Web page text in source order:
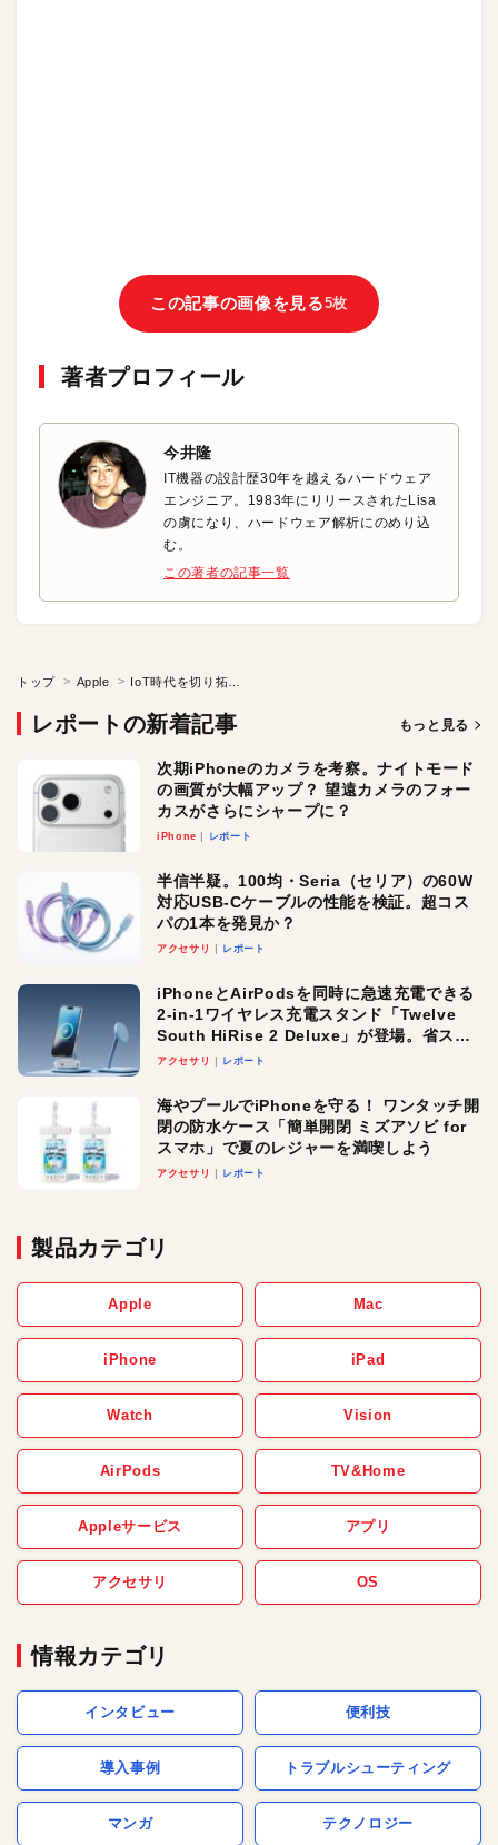
この記事の画像を見る5枚
著者プロフィール
今井隆
IT機器の設計歴30年を越えるハードウェア
エンジニア。1983年にリリースされたLisa
の虜になり、ハードウェア解析にのめり込
む。
この著者の記事一覧
トップ Apple
レポートの新着記事 もっと見る
次期iPhoneのカメラを考察。ナイトモード
の画質が大幅アップ？ 望遠カメラのフォー
カスがさらにシャープに？
iPhone レポート
半信半疑。100均・Seria（セリア）の60W
対応USB-Cケーブルの性能を検証。超コス
パの1本を発見か？
アクセサリ レポート
iPhoneとAirPodsを同時に急速充電できる
2-in-1ワイヤレス充電スタンド「Twelve
South HiRise 2 Deluxe」が登場。省スペ
ースでおしゃれに充電したい人にオスス
アクセサリ レポート
海やプールでiPhoneを守る！ ワンタッチ開
閉の防水ケース「簡単開閉 ミズアソビ for
スマホ」で夏のレジャーを満喫しよう
アクセサリ レポート
製品カテゴリ
Apple Mac
iPhone iPad
Watch Vision
AirPods TV&Home
Appleサービス アプリ
アクセサリ OS
情報カテゴリ
インタビュー 便利技
導入事例 トラブルシューティング
マンガ テクノロジー